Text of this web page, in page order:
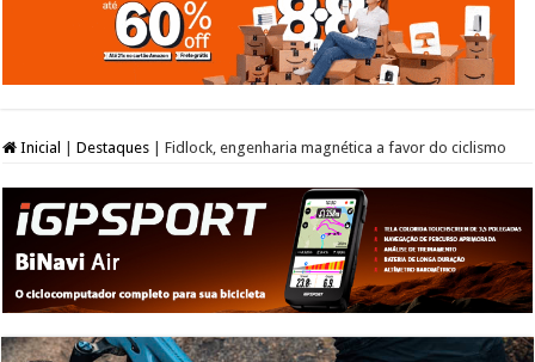
Inicial Destaques Fidlock, engenharia magnética a favor do ciclismo